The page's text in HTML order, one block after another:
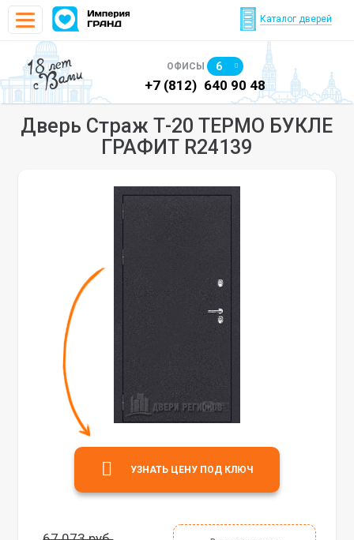
Каталог дверей
18 лет
с Вами ОФИСЫ 6
640 90 48 +7 (812) 640 90 48
Дверь Страж Т-20 ТЕРМО БУКЛЕ
ГРАФИТ R24139
УЗНАТЬ ЦЕНУ ПОД КЛЮЧ